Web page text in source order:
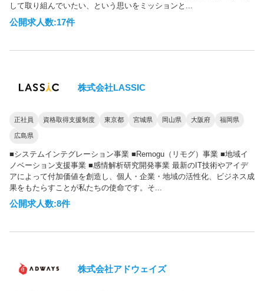
して取り組んでいたい、という思いをミッションと...
公開求人数:17件
株式会社LASSIC
正社員 資格取得支援制度 東京都 宮城県 岡山県 大阪府 福岡県
広島県
■システムインテグレーション事業 ■Remogu（リモグ）事業 ■地域イ
ノベーション支援事業 ■感情解析研究開発事業 最新のIT技術やアイデ
アによって付加価値を創造し、個人・企業・地域の活性化、ビジネス成
果をもたらすことが私たちの使命です。そ...
公開求人数:8件
株式会社アドウェイズ